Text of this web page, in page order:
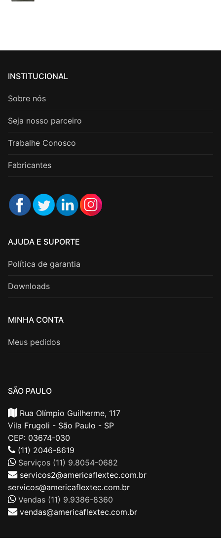
INSTITUCIONAL
Sobre nós
Seja nosso parceiro
Trabalhe Conosco
Fabricantes
AJUDA E SUPORTE
Política de garantia
Downloads
MINHA CONTA
Meus pedidos
SÃO PAULO
Rua Olímpio Guilherme, 117
Vila Frugoli - São Paulo - SP
CEP: 03674-030
(11) 2046-8619
Serviços (11) 9.8054-0682
servicos2@americaflextec.com.br
servicos@americaflextec.com.br
Vendas (11) 9.9386-8360
vendas@americaflextec.com.br